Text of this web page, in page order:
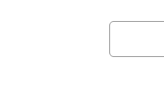
ヘと対戦した81分のことだ。小
手の右CKをパンチングで弾き出